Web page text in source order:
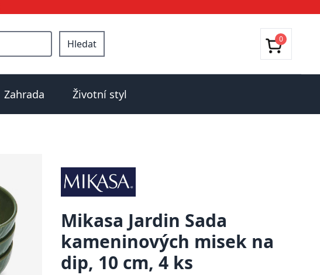
Hledat 0
Zahrada Životní styl
Mikasa Jardin Sada
kameninových misek na
dip, 10 cm, 4 ks